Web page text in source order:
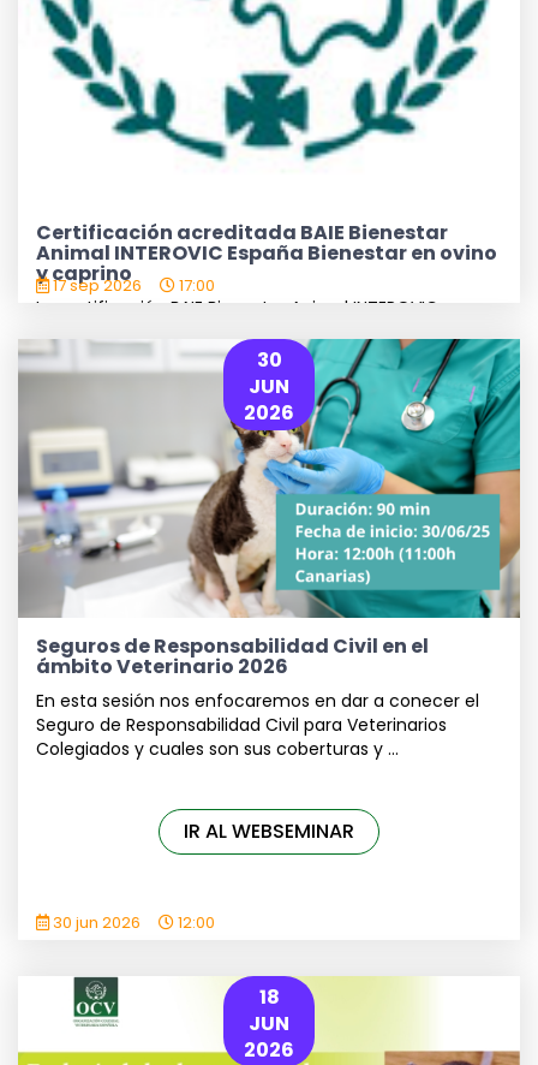
Certificación acreditada BAIE Bienestar
Animal INTEROVIC España Bienestar en ovino
y caprino
La certificación BAIE Bienestar Animal INTEROVIC
objetiva que INTEROVIC presenta para ...
17 sep 2026 17:00
IR AL WEBSEMINAR
30
JUN
2026
Seguros de Responsabilidad Civil en el
ámbito Veterinario 2026
En esta sesión nos enfocaremos en dar a conecer el
Seguro de Responsabilidad Civil para Veterinarios
Colegiados y cuales son sus coberturas y ...
30 jun 2026 12:00
IR AL WEBSEMINAR
18
JUN
2026